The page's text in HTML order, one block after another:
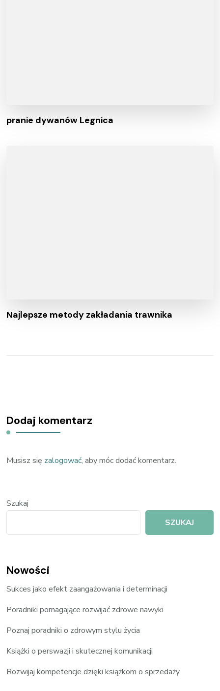
pranie dywanów Legnica
Najlepsze metody zakładania trawnika
Dodaj komentarz
Musisz się zalogować, aby móc dodać komentarz.
Szukaj
SZUKAJ
Nowości
Sukces jako efekt zaangażowania i determinacji
Poradniki pomagające rozwijać zdrowe nawyki
Poznaj poradniki o zdrowym stylu życia
Książki o perswazji i skutecznej komunikacji
Rozwijaj kompetencje dzięki książkom o sprzedaży